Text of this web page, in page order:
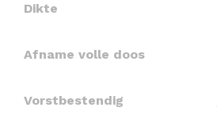
Dikte
Afname volle doos
Vorstbestendig